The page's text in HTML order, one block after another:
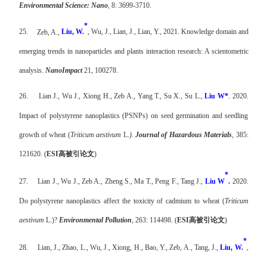
Environmental Science: Nano, 8: 3699-3710.
25. Zeb, A., Liu, W.
*
, Wu, J., Lian, J., Lian, Y., 2021. Knowledge domain and
emerging trends in nanoparticles and plants interaction research: A scientometric
analysis. NanoImpact21, 100278.
26. Lian J., Wu J., Xiong H., Zeb A., Yang T., Su X., Su L.,Liu W*. 2020.
Impact of polystyrene nanoplastics (PSNPs) on seed germination and seedling
growth of wheat (Triticum aestivum L.). Journal of Hazardous Materials, 385:
121620. (ESI高被引论文)
27. Lian J., Wu J., Zeb A., Zheng S., Ma T., Peng F., Tang J., Liu W
*
. 2020.
Do polystyrene nanoplastics affect the toxicity of cadmium to wheat (Triticum
aestivum L.)? Environmental Pollution, 263: 114498. (ESI高被引论文)
28. Lian, J., Zhao, L., Wu, J., Xiong, H., Bao, Y., Zeb, A., Tang, J.,Liu, W.
*